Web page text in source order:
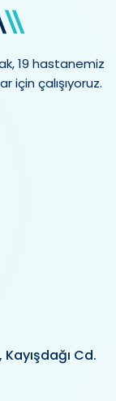
19 hastanemiz
için çalışıyoruz.
Cd.